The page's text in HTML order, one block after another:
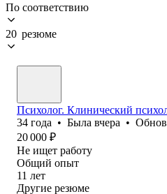
По соответствию
20 резюме
Психолог. Клинический
34 года • Была вчера •
20 000 ₽
Не ищет работу
Общий опыт
11 лет
Другие резюме